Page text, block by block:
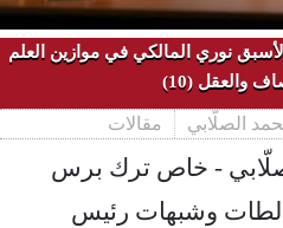
نوري المالكي في موازين العلم
والعقل (10)
الصلّابي مقالات
- خاص ترك برس
وشبهات رئيس